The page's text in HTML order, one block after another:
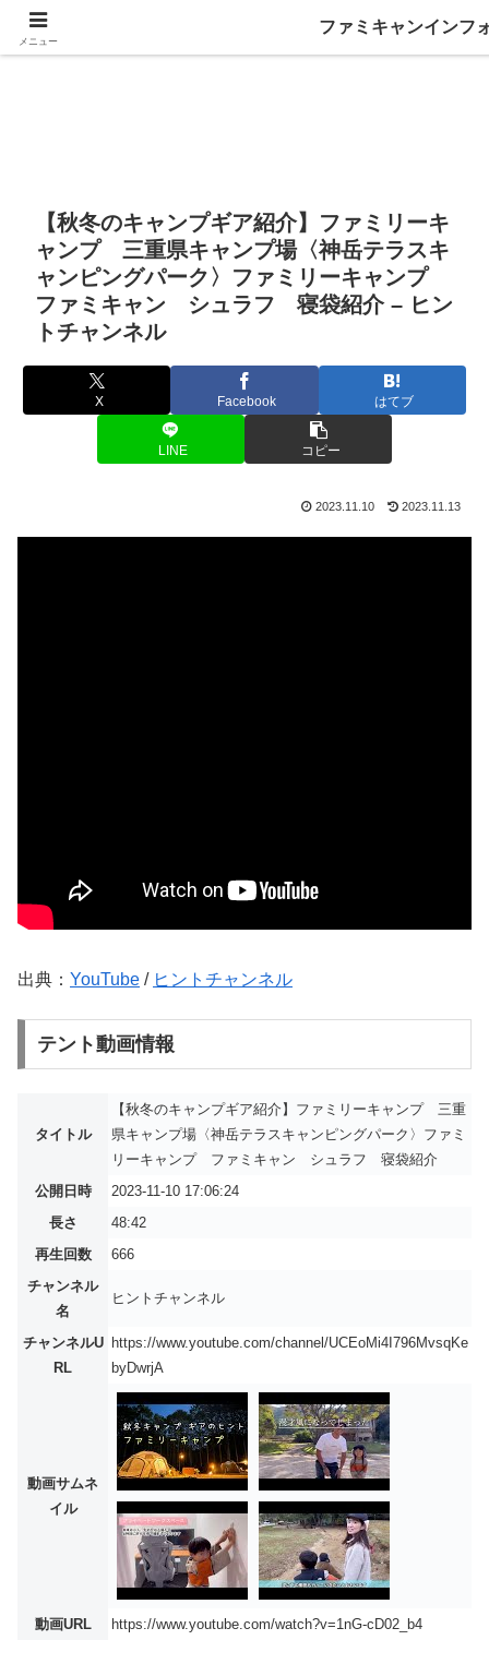
【秋冬のキャンプギア紹介】ファミリーキ
ャンプ 三重県キャンプ場〈神岳テラスキ
ャンピングパーク〉ファミリーキャンプ
ファミキャン シュラフ 寝袋紹介 – ヒン
トチャンネル
X Facebook はてブ
LINE コピー
2023.11.10 2023.11.13
出典： YouTube / ヒントチャンネル
テント動画情報
タイトル
【秋冬のキャンプギア紹介】ファミリーキャンプ 三重
県キャンプ場〈神岳テラスキャンピングパーク〉ファミ
リーキャンプ ファミキャン シュラフ 寝袋紹介
公開日時
2023-11-10 17:06:24
長さ
48:42
再生回数
666
チャンネル
名
ヒントチャンネル
チャンネルU
RL
https://www.youtube.com/channel/UCEoMi4I796MvsqKe
byDwrjA
動画サムネ
イル
動画URL https://www.youtube.com/watch?v=1nG-cD02_b4
メニュー
ファミキャンインフ